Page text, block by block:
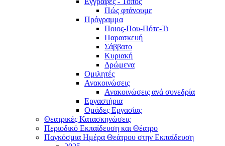
Πώς φτάνουμε
Πρόγραμμα
Ποιος-Που-Πότε-Τι
Παρασκευή
Σάββατο
Κυριακή
Δρώμενα
Ομιλητές
Ανακοινώσεις
Ανακοινώσεις ανά συνεδρία
Εργαστήρια
Ομάδες Εργασίας
Θεατρικές Κατασκηνώσεις
Περιοδικό Εκπαίδευση και Θέατρο
Παγκόσμια Ημέρα Θεάτρου στην Εκπαίδευση